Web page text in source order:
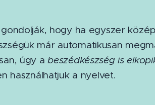
hogy ha egyszer
már automatikusan
úgy abeszédkészség is
használhatjuk a nyelvet.